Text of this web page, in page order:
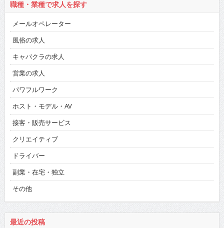
職種・業種で求人を探す
メールオペレーター
風俗の求人
キャバクラの求人
営業の求人
パワフルワーク
ホスト・モデル・AV
接客・販売サービス
クリエイティブ
ドライバー
副業・在宅・独立
その他
最近の投稿